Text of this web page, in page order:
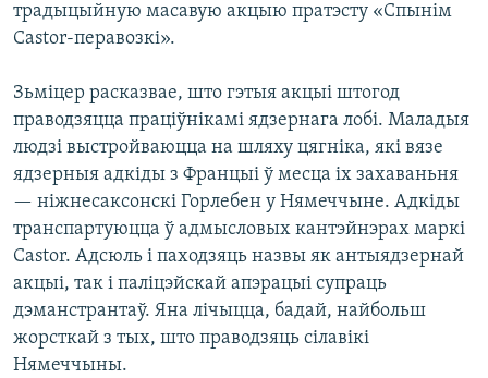
традыцыйную масавую акцыю пратэсту «Спынім
Castor-перавозкі».
Зьміцер расказвае, што гэтыя акцыі штогод
праводзяцца праціўнікамі ядзернага лобі. Маладыя
людзі выстройваюцца на шляху цягніка, які вязе
ядзерныя адкіды з Францыі ў месца іх захаваньня
— ніжнесаксонскі Горлебен у Нямеччыне. Адкіды
транспартуюцца ў адмысловых кантэйнэрах маркі
Castor. Адсюль і паходзяць назвы як антыядзернай
акцыі, так і паліцэйскай апэрацыі супраць
дэманстрантаў. Яна лічыцца, бадай, найбольш
жорсткай з тых, што праводзяць сілавікі
Нямеччыны.